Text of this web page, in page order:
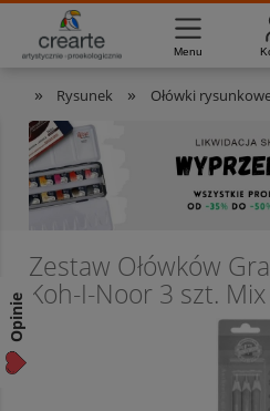
» Rysunek » Ołówki
Zestaw Ołówków
Koh-I-Noor 3 szt. Mix
Masz pytania? 733-012-789
Opinie